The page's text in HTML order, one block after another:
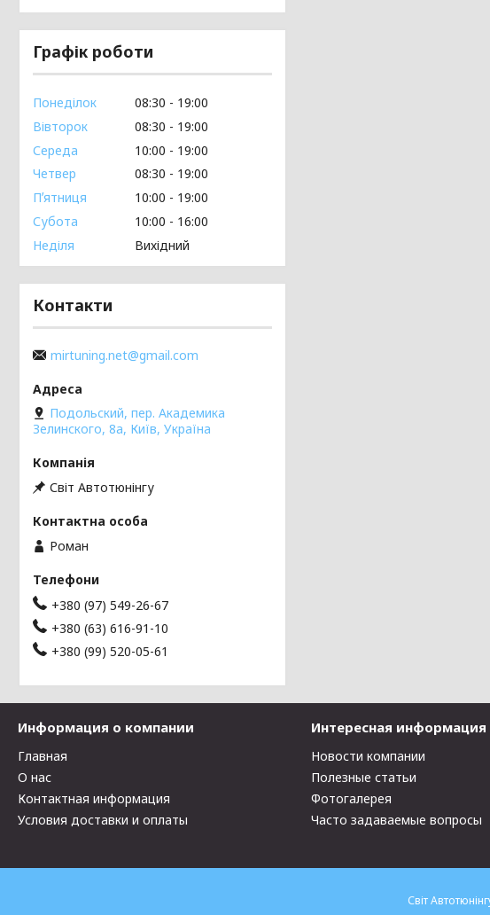
Графік роботи
Понеділок 08:30
19:00
Вівторок
08:30
19:00
Середа
10:00
19:00
Четвер
08:30
19:00
Пʼятниця
10:00
19:00
Субота
10:00
16:00
Неділя
Вихідний
Контакти
mirtuning.net@gmail.com
Подольский, пер. Академика
Зелинского, 8а, Київ, Україна
Світ Автотюнінгу
Роман
+380 (97) 549-26-67
+380 (63) 616-91-10
+380 (99) 520-05-61
Информация о компании
Главная
О нас
Контактная информация
Условия доставки и оплаты
Интересная информация
Новости компании
Полезные статьи
Фотогалерея
Часто задаваемые вопросы